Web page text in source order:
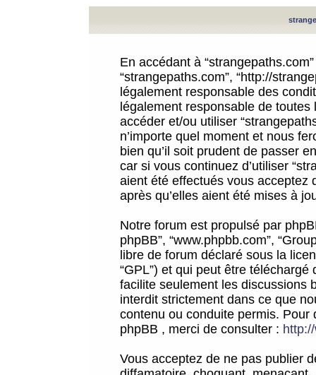
En accédant à
“strangepaths.com”, “http://
légalement responsable des
légalement responsable de
accéder et/ou utiliser
n’importe quel moment et nous
bien qu’il soit prudent de passer
car si vous continuez d’utiliser
aient été effectués vous acceptez
après qu’elles aient été mises à
Notre forum est propulsé par
phpBB”, “www.phpbb.com”,
libre de forum déclaré sous la
“GPL”) et qui peut être téléchargé
facilite seulement les discussions
interdit strictement dans ce que
contenu ou conduite permis.
phpBB , merci de consulter :
Vous acceptez de ne pas publier